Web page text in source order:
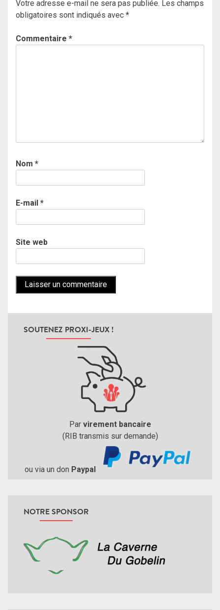
Votre adresse e-mail ne sera pas publiée. Les champs
obligatoires sont indiqués avec *
Commentaire *
Nom *
E-mail *
Site web
SOUTENEZ PROXI-JEUX !
Par virement bancaire
(RIB transmis sur demande)
ou via un don Paypal
NOTRE SPONSOR